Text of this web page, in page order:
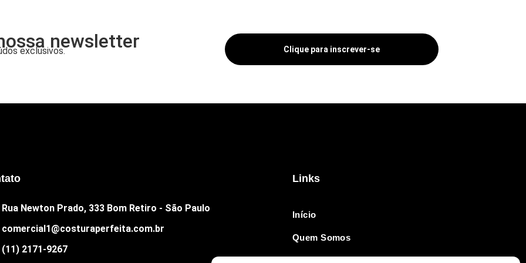
newsletter
exclusivos. Clique para inscrever-se
Rua Newton Prado, 333 Bom Retiro - São Paulo
comercial1@costuraperfeita.com.br
(11) 2171-9267
Links
Início
Quem Somos